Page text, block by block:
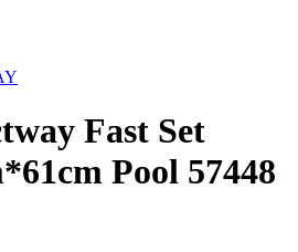
Fast Set
Pool 57448